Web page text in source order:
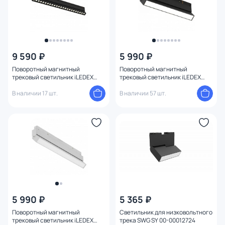
9 590 ₽
Поворотный магнитный
трековый светильник iLEDEX
TECHNICAL VISION 4822-003-
L462-24W-38DG-3000K-BK
В наличии 17 шт.
5 990 ₽
Поворотный магнитный
трековый светильник iLEDEX
TECHNICAL VISION 4822-004-
L300-12W-110DG-3000K-BK
В наличии 57 шт.
5 990 ₽
Поворотный магнитный
трековый светильник iLEDEX
5 365 ₽
Светильник для низковольтного
трека SWG SY 00-00012724